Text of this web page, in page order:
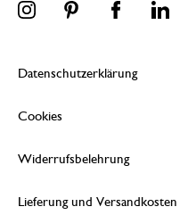
Datenschutzerklärung
Cookies
Widerrufsbelehrung
Lieferung und Versandkosten